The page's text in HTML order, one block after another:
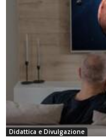
Didattica e Divulgazione